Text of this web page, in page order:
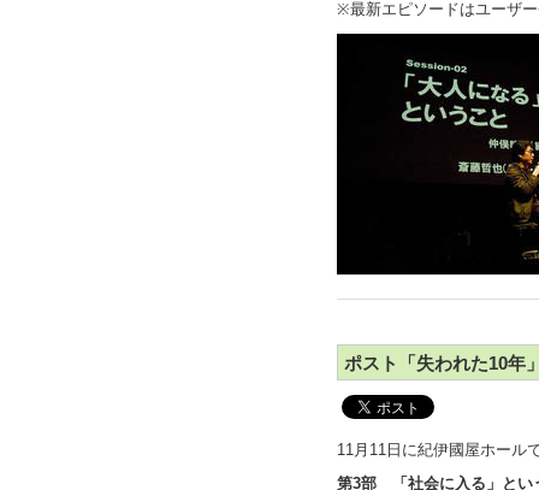
※最新エピソードはユーザ
ポスト「失われた10年
11月11日に紀伊國屋ホール
第3部 「社会に入る」とい